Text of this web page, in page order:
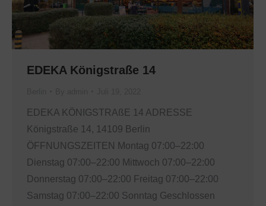
EDEKA Königstraße 14
EDEKA KÖNIGSTRAßE 14 ADRESSE
Königstraße 14, 14109 Berlin
ÖFFNUNGSZEITEN Montag 07:00–22:00
Dienstag 07:00–22:00 Mittwoch 07:00–22:00
Donnerstag 07:00–22:00 Freitag 07:00–22:00
Samstag 07:00–22:00 Sonntag Geschlossen